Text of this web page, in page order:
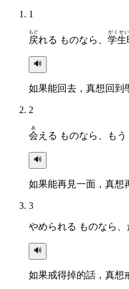
1
戻
もど
れる ものなら、 学生
がくせ
🔊
如果能回去，真想回到
2
会
あ
える ものなら、もう
🔊
如果能再見一面，真想
3
やめられる ものなら、
🔊
如果戒得掉的話，真想